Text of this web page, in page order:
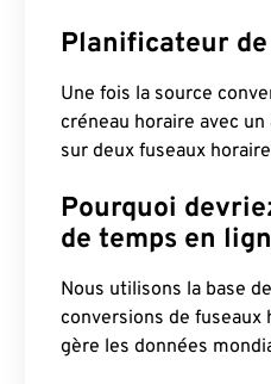
Planificateur de
Une fois la source
créneau horaire avec
sur deux fuseaux
Pourquoi
de temps en
Nous utilisons la base
conversions de
gère les données